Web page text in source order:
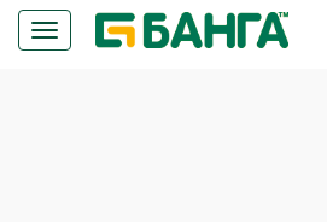
Кнопка
меню